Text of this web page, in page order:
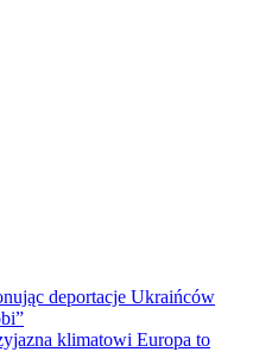
deportacje Ukraińców
klimatowi Europa to